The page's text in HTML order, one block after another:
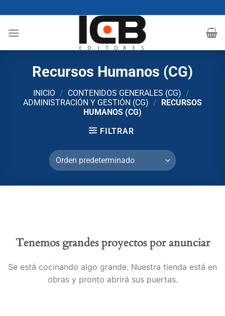
al
contenido
Recursos Humanos (CG)
INICIO / CONTENIDOS GENERALES (CG) /
ADMINISTRACIÓN Y GESTIÓN (CG) /
RECURSOS
HUMANOS (CG)
FILTRAR
Tenemos grandes proyectos por anunciar
Se está cocinando algo grande. Nuestra tienda está en
obras y pronto abrirá sus puertas.